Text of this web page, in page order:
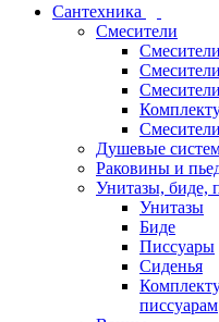
Сантехника
Смесители
Душевые
Раковины и
Унитазы, биде,
Унитазы
Биде
Писсуары
Сиденья
писсуарам